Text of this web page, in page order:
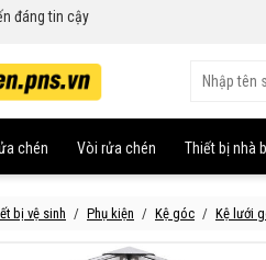
đáng tin cậy
chén Vòi rửa chén Thiết bị nhà
bị vệ sinh Phụ kiện Kệ góc Kệ lưới